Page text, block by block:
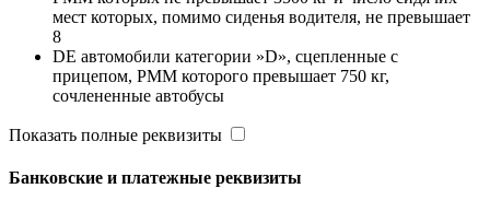
мест которых, помимо сиденья водителя, не превышает
8
DE автомобили категории »D», сцепленные с
прицепом, РММ которого превышает 750 кг,
сочлененные автобусы
Показать полные реквизиты
Банковские и платежные реквизиты